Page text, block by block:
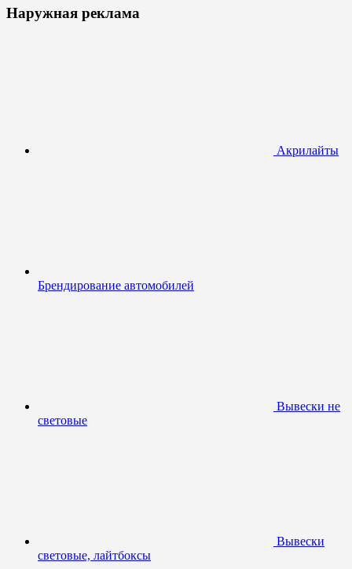
Наружная реклама
Акрилайты
Брендирование автомобилей
Вывески не
световые
Вывески
световые, лайтбоксы